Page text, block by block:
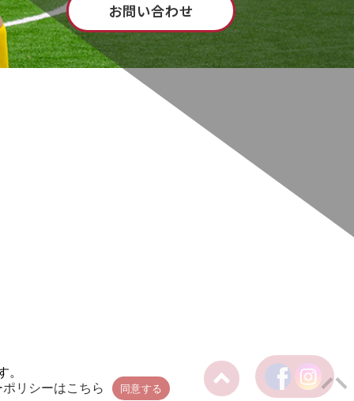
お問い合わせ
リシーはこちら
同意する